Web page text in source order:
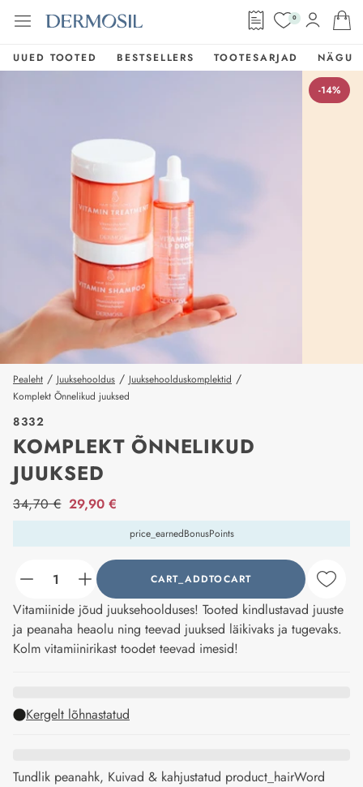
0
UUED TOOTED BESTSELLERS TOOTESARJAD NÄGU
-14%
Pealeht / Juuksehooldus / Juuksehoolduskomplektid /
Komplekt Õnnelikud juuksed
8332
KOMPLEKT ÕNNELIKUD
JUUKSED
price_label
34,70 € 29,90 €
price_earnedBonusPoints
counter_current CART_ADDTOCART
Vitamiinide jõud juuksehoolduses! Tooted kindlustavad juuste
ja peanaha heaolu ning teevad juuksed läikivaks ja tugevaks.
Kolm vitamiinirikast toodet teevad imesid!
Kergelt lõhnastatud
Tundlik peanahk, Kuivad & kahjustatud product_hairWord